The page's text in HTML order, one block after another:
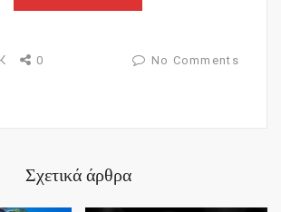
0 No Comments
Σχετικά άρθρα